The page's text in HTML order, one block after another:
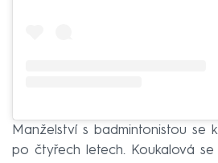
Manželství s badmintonistou se
po čtyřech letech. Koukalová